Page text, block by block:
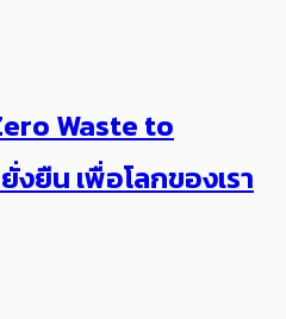
Waste to
ยืน เพื่อโลกของเรา